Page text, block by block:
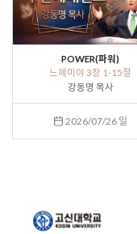
POWER(파워)
느헤미야 3장 1-15절
강동명 목사
2026/07/26 일